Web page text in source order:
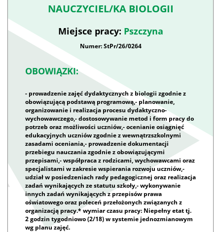
NAUCZYCIEL/KA BIOLOGII
Miejsce pracy: Pszczyna
Numer: StPr/26/0264
OBOWIĄZKI:
- prowadzenie zajęć dydaktycznych z biologii zgodnie z
obowiązującą podstawą programową,- planowanie,
organizowanie i realizacja procesu dydaktyczno-
wychowawczego,- dostosowywanie metod i form pracy do
potrzeb oraz możliwości uczniów,- ocenianie osiągnięć
edukacyjnych uczniów zgodnie z wewnątrzszkolnymi
zasadami oceniania,- prowadzenie dokumentacji
przebiegu nauczania zgodnie z obowiązującymi
przepisami,- współpraca z rodzicami, wychowawcami oraz
specjalistami w zakresie wspierania rozwoju uczniów,-
udział w posiedzeniach rady pedagogicznej oraz realizacja
zadań wynikających ze statutu szkoły,- wykonywanie
innych zadań wynikających z przepisów prawa
oświatowego oraz poleceń przełożonych związanych z
organizacją pracy.* wymiar czasu pracy: Niepełny etat tj.
2 godzin tygodniowo (2/18) w systemie jednozmianowym
wg planu zajęć.